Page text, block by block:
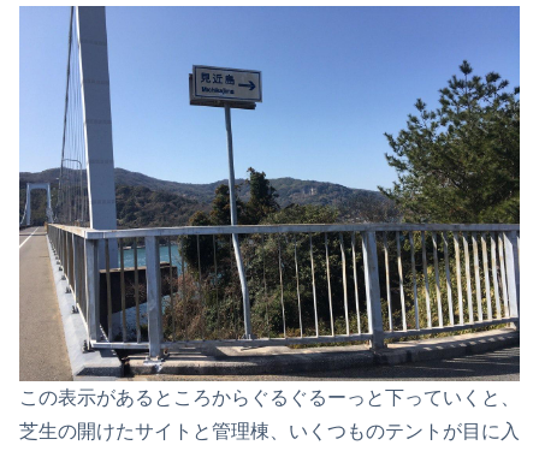
この表示があるところからぐるぐるーっと下っていくと、
芝生の開けたサイトと管理棟、いくつものテントが目に入